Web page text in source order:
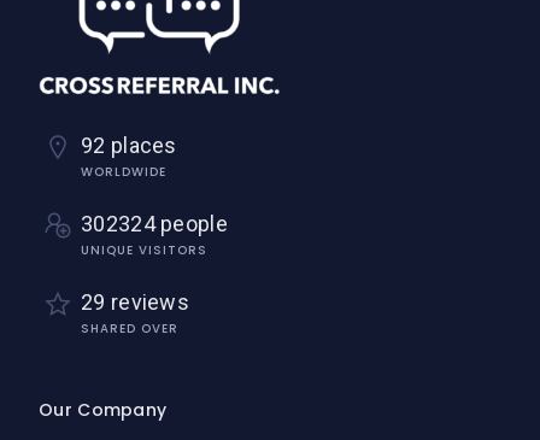
92 places
WORLDWIDE
302324 people
UNIQUE VISITORS
29 reviews
SHARED OVER
Our Company